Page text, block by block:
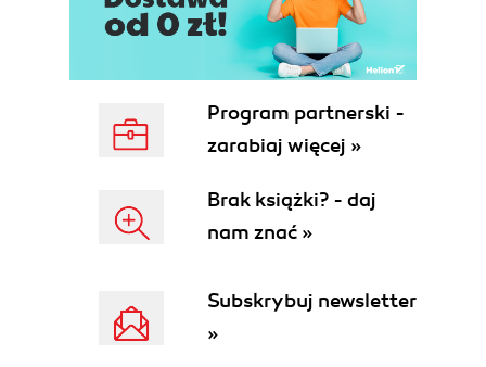
Program partnerski -
zarabiaj więcej »
Brak książki? - daj
nam znać »
Subskrybuj newsletter
»